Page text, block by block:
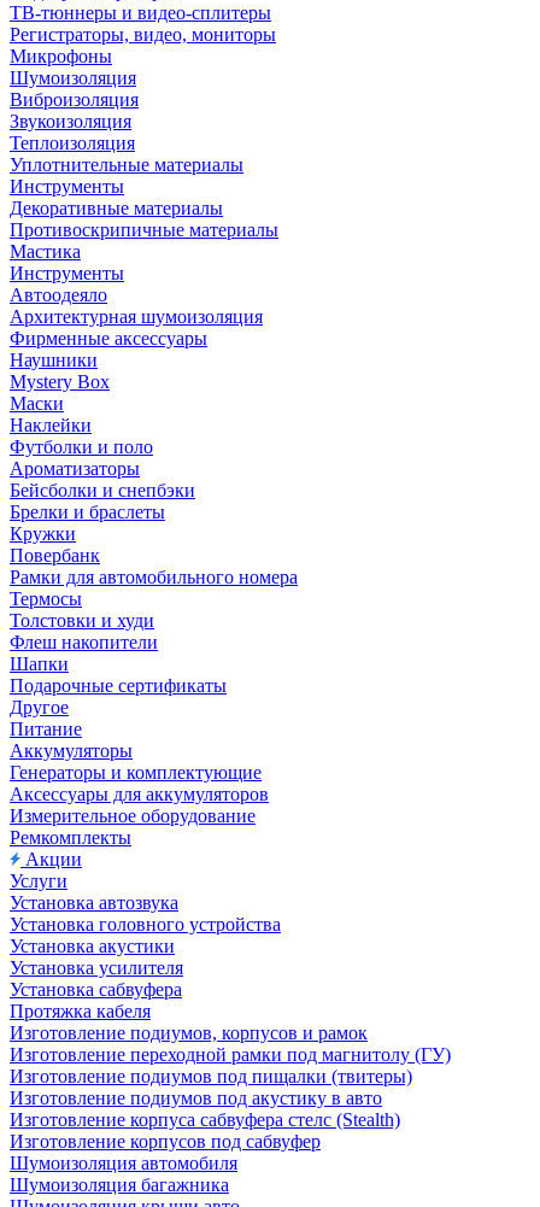
ТВ-тюннеры и видео-сплитеры
Регистраторы, видео, мониторы
Микрофоны
Шумоизоляция
Виброизоляция
Звукоизоляция
Теплоизоляция
Уплотнительные материалы
Инструменты
Декоративные материалы
Противоскрипичные материалы
Мастика
Инструменты
Автоодеяло
Архитектурная шумоизоляция
Фирменные аксессуары
Наушники
Mystery Box
Маски
Наклейки
Футболки и поло
Ароматизаторы
Бейсболки и снепбэки
Брелки и браслеты
Кружки
Повербанк
Рамки для автомобильного номера
Термосы
Толстовки и худи
Флеш накопители
Шапки
Подарочные сертификаты
Другое
Питание
Аккумуляторы
Генераторы и комплектующие
Аксессуары для аккумуляторов
Измерительное оборудование
Ремкомплекты
Акции
Услуги
Установка автозвука
Установка головного устройства
Установка акустики
Установка усилителя
Установка сабвуфера
Протяжка кабеля
Изготовление подиумов, корпусов и рамок
Изготовление переходной рамки под магнитолу (ГУ)
Изготовление подиумов под пищалки (твитеры)
Изготовление подиумов под акустику в авто
Изготовление корпуса сабвуфера стелс (Stealth)
Изготовление корпусов под сабвуфер
Шумоизоляция автомобиля
Шумоизоляция багажника